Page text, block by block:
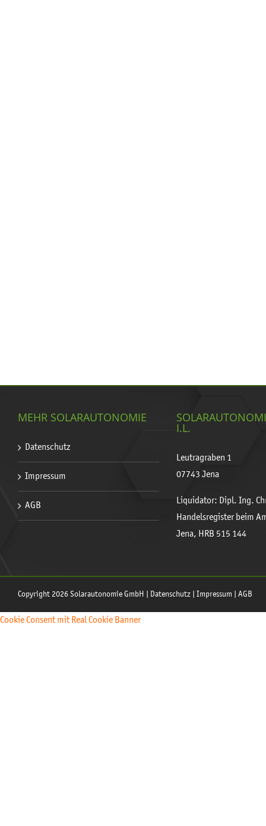
MEHR SOLARAUTONOMIE
Datenschutz
Impressum
AGB
I.L.
Leutragraben 1
07743 Jena
Liquidator: Dipl. Ing.
Handelsregister beim
Jena, HRB 515 144
Copyright 2026 Solarautonomie GmbH | Datenschutz Impressum AGB
Cookie Consent mit Real Cookie Banner